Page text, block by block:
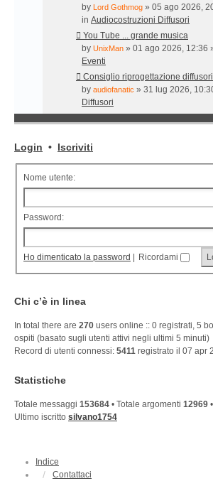
by Lord Gothmog » 05 ago 2026,
in Audiocostruzioni Diffusori
You Tube ... grande musica
by UnixMan » 01 ago 2026, 12:36
Eventi
Consiglio riprogettazione
by audiofanatic » 31 lug 2026,
Diffusori
Login • Iscriviti
Nome utente:
Password:
Ho dimenticato la password Ricordami
Chi c’è in linea
In total there are 270 users online :: 0 registrati, 5
ospiti (basato sugli utenti attivi negli ultimi 5 minuti)
Record di utenti connessi: 5411 registrato il 07 apr
Statistiche
Totale messaggi 153684 • Totale argomenti 12969
Ultimo iscritto silvano1754
Indice
Contattaci